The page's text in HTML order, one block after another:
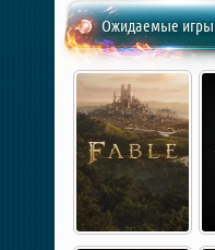
Ожидаемые игры